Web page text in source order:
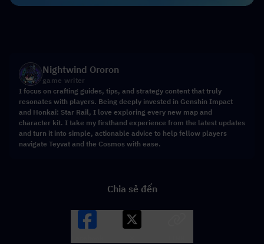
Nightwind Ororon
game writer
I focus on crafting guides, tips, and strategy content that truly
resonates with players. Being deeply invested in Genshin Impact
and Honkai: Star Rail, I love exploring every new map and
character kit. I take my firsthand experience from the latest updates
and turn it into simple, actionable advice to help fellow players
navigate Teyvat and the Cosmos with ease.
Chia sẻ đến